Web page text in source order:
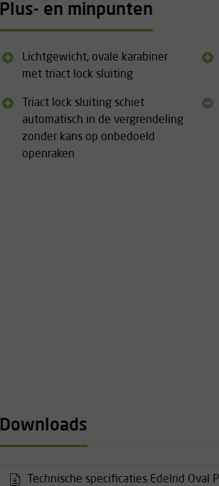
Plus- en minpunten
Lichtgewicht, ovale karabiner
met triact lock sluiting
Triact lock sluiting schiet
automatisch in de vergrendeling
zonder kans op onbedoeld
openraken
Downloads
Technische specificaties Edelrid Oval